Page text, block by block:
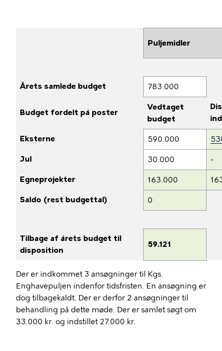
Puljemidler
Årets samlede budget 783.000
Budget fordelt på poster
Vedtaget
budget
Eksterne 590.000
Jul 30.000 -
Egneprojekter 163.000
Saldo (rest budgettal) 0
Tilbage af årets budget til
disposition
59.121
Der er indkommet 3 ansøgninger til Kgs.
Enghavepuljen indenfor tidsfristen. En ansøgning er
dog tilbagekaldt. Der er derfor 2 ansøgninger til
behandling på dette møde. Der er samlet søgt om
33.000 kr. og indstillet 27.000 kr.